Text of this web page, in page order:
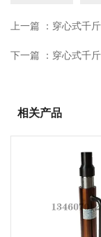
上一篇 ： 穿心式千
下一篇 ： 穿心式千
相关产品